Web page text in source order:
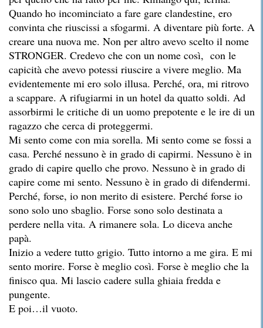
Quando ho incominciato a fare gare clandestine, ero
convinta che riuscissi a sfogarmi. A diventare più forte. A
creare una nuova me. Non per altro avevo scelto il nome
STRONGER. Credevo che con un nome così, con le
capicità che avevo potessi riuscire a vivere meglio. Ma
evidentemente mi ero solo illusa. Perché, ora, mi ritrovo
a scappare. A rifugiarmi in un hotel da quatto soldi. Ad
assorbirmi le critiche di un uomo prepotente e le ire di un
ragazzo che cerca di proteggermi.
Mi sento come con mia sorella. Mi sento come se fossi a
casa. Perché nessuno è in grado di capirmi. Nessuno è in
grado di capire quello che provo. Nessuno è in grado di
capire come mi sento. Nessuno è in grado di difendermi.
Perché, forse, io non merito di esistere. Perché forse io
sono solo uno sbaglio. Forse sono solo destinata a
perdere nella vita. A rimanere sola. Lo diceva anche
papà.
Inizio a vedere tutto grigio. Tutto intorno a me gira. E mi
sento morire. Forse è meglio così. Forse è meglio che la
finisco qua. Mi lascio cadere sulla ghiaia fredda e
pungente.
E poi…il vuoto.